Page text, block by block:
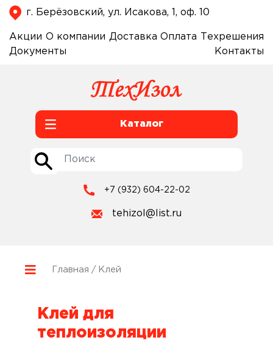
г. Берёзовский, ул. Исакова, 1, оф. 10
Акции О компании Доставка Оплата
Техрешения
Документы
Контакты
Каталог
+7 (932) 604-22-02
tehizol@list.ru
Главная / Клей
Клей для
теплоизоляции